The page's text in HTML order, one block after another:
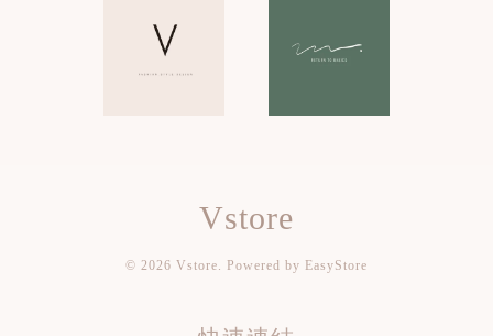
Vstore
© 2026 Vstore. Powered by EasyStore